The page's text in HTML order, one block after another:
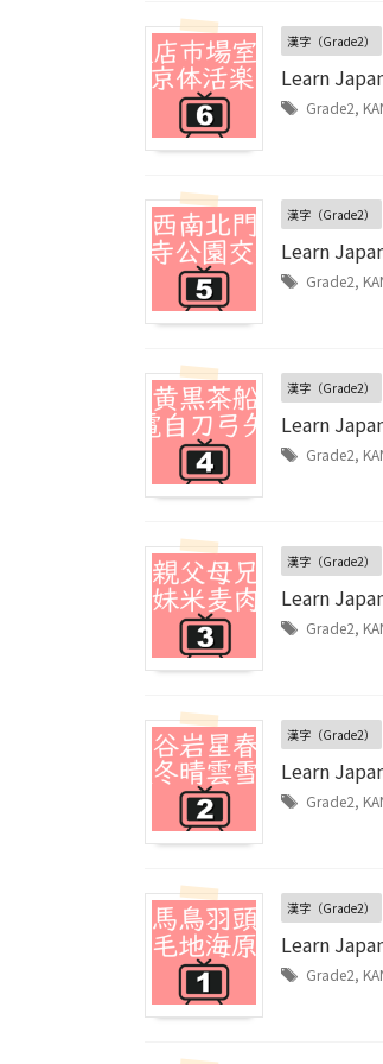
漢字（Grade2）
Learn
Grade2,
漢字（Grade2）
Learn
Grade2,
漢字（Grade2）
Learn
Grade2,
漢字（Grade2）
Learn
Grade2,
漢字（Grade2）
Learn
Grade2,
漢字（Grade2）
Learn
Grade2,